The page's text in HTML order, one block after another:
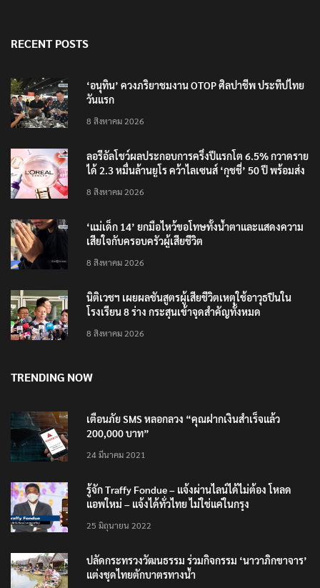
RECENT POSTS
‘อนุทิน’ ควงภริยาชมงาน OTOP ศิลปาชีพ ประทีปไทย
วันแรก
8 สิงหาคม 2026
ลอรีอัลโชว์ผลประกอบการครึ่งปีแรกโต 6.5% กวาดราย
ได้ 2.3 หมื่นล้านยูโร คว้าไลเซนส์ ‘กุชชี่’ 50 ปี พร้อมส่ง
8 สิงหาคม 2026
‘แม่เด็ก 14’ ยกมือไหว้ขอโทษทั้งน้ำตาและแสดงความ
เสียใจกับครอบครัวผู้เสียชีวิต
8 สิงหาคม 2026
นิติเวชฯ เผยผลชันสูตรผู้เสียชีวิตเหตุใช้อาวุธปืนใน
โรงเรียน 8 ร่าง กระสุนเข้าจุดสำคัญทั้งหมด
8 สิงหาคม 2026
TRENDING NOW
เตือนภัย SMS หลอกลวง “คุณฝากเงินสำเร็จแล้ว
200,000 บาท”
24 มีนาคม 2021
รู้จัก Traffy Fondue – แจ้งผ่านไลน์ได้ไม่ต้อง โหลด
แอพใหม่ – แจ้งได้ทั่วไทย ไม่ใช่แค่ในกรุง
25 มิถุนายน 2022
ปลัดกระทรวงวัฒนธรรม ร่วมกิจกรรม ‘นาวาภิกขาจาร’
แต่งชุดไทยตักบาตรทางน้ำ